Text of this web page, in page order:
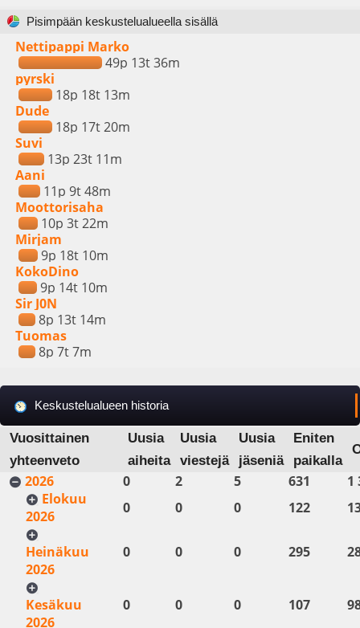
Pisimpään keskustelualueella sisällä
Nettipappi Marko
49p 13t 36m
pyrski
18p 18t 13m
Dude
18p 17t 20m
Suvi
13p 23t 11m
Aani
11p 9t 48m
Moottorisaha
10p 3t 22m
Mirjam
9p 18t 10m
KokoDino
9p 14t 10m
Sir J0N
8p 13t 14m
Tuomas
8p 7t 7m
Keskustelualueen historia
Vuosittainen
yhteenveto
Uusia
aiheita
Uusia
viestejä
Uusia
jäseniä
Eniten
paikalla
2026 0 2 5 631
1
Elokuu
2026
0 0 0 122
Heinäkuu
2026
0 0 0 295
Kesäkuu
2026
0 0 0 107